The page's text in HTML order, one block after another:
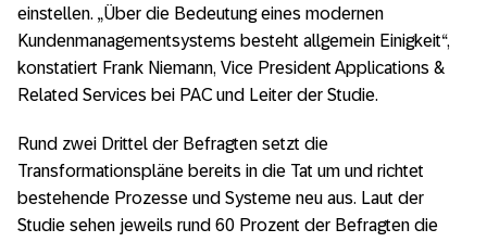
einstellen. „Über die Bedeutung eines modernen
Kundenmanagementsystems besteht allgemein Einigkeit“,
konstatiert Frank Niemann, Vice President Applications &
Related Services bei PAC und Leiter der Studie.
Rund zwei Drittel der Befragten setzt die
Transformationspläne bereits in die Tat um und richtet
bestehende Prozesse und Systeme neu aus. Laut der
Studie sehen jeweils rund 60 Prozent der Befragten die